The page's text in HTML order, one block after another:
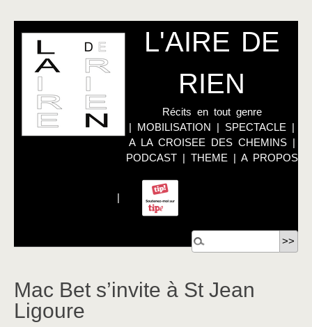
L'AIRE DE
RIEN
Récits en tout genre
| MOBILISATION | SPECTACLE |
A LA CROISEE DES CHEMINS|
PODCAST| THEME | A PROPOS
|
Mac Bet s’invite à St Jean
Ligoure